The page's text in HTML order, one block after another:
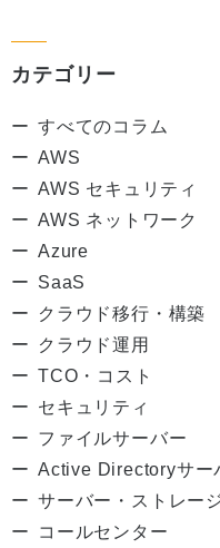
カテゴリー
すべてのコラム
AWS
AWS セキュリティ
AWS ネットワーク
Azure
SaaS
クラウド移行・構築
クラウド運用
TCO・コスト
セキュリティ
ファイルサーバー
Active Directoryサー
サーバー・ストレー
コールセンター